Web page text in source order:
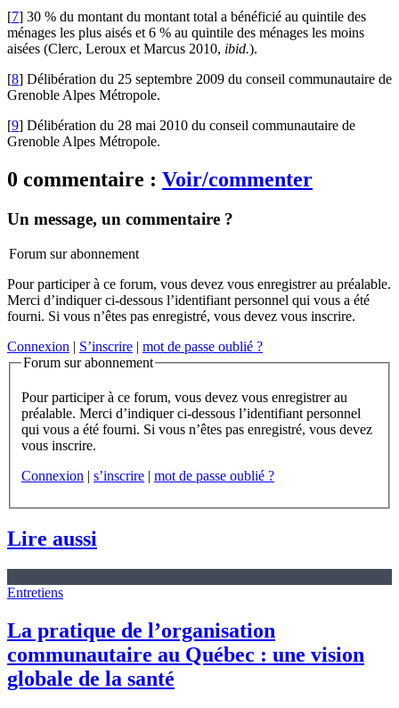
[7] 30 % du montant du montant total a bénéficié au quintile des
ménages les plus aisés et 6 % au quintile des ménages les moins
aisées (Clerc, Leroux et Marcus 2010, ibid.).
[8] Délibération du 25 septembre 2009 du conseil communautaire de
Grenoble Alpes Métropole.
[9] Délibération du 28 mai 2010 du conseil communautaire de
Grenoble Alpes Métropole.
0 commentaire : Voir/commenter
Un message, un commentaire ?
Forum sur abonnement
Pour participer à ce forum, vous devez vous enregistrer au préalable.
Merci d’indiquer ci-dessous l’identifiant personnel qui vous a été
fourni. Si vous n’êtes pas enregistré, vous devez vous inscrire.
Connexion | S’inscrire | mot de passe oublié ?
Forum sur abonnement
Pour participer à ce forum, vous devez vous enregistrer au
préalable. Merci d’indiquer ci-dessous l’identifiant personnel
qui vous a été fourni. Si vous n’êtes pas enregistré, vous devez
vous inscrire.
Connexion | s’inscrire | mot de passe oublié ?
Lire aussi
Entretiens
La pratique de l’organisation
communautaire au Québec : une vision
globale de la santé